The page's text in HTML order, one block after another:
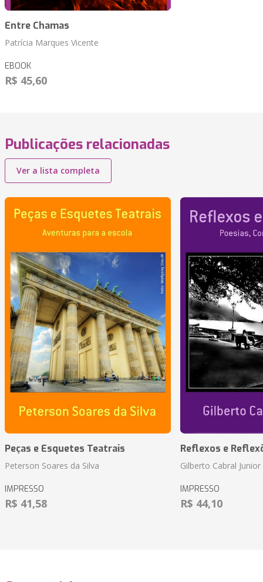
Entre Chamas
Patrícia Marques Vicente
EBOOK
R$ 45,60
Publicações relacionadas
Ver a lista completa
Peças e Esquetes Teatrais
Peterson Soares da Silva
IMPRESSO
R$ 41,58
Reflexos e
Gilberto Cabral Junior
IMPRESSO
R$ 44,10